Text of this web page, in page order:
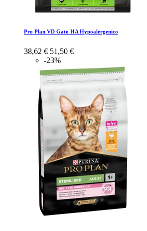
Pro Plan VD Gato HA Hypoalergenico
38,62 € 51,50 €
-23%